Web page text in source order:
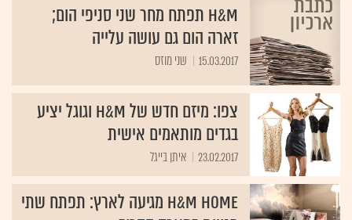
H&M תפתח מחר שני סניפי הום;
זארה הום גם עושה עלייה
15.03.2017 שני מוזס
צפו: מיזם חדש של H&M וגוגל יציע
בגדים מותאמים אישית
23.02.2017 איתן בייגל
H&M HOME מגיעה לארץ: תפתח שתי